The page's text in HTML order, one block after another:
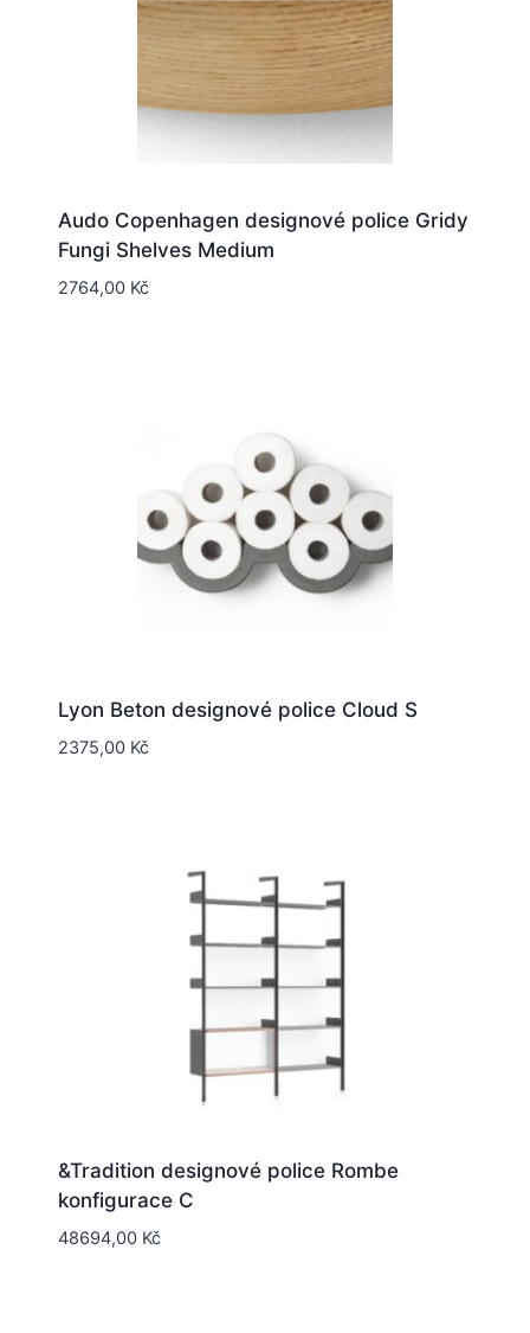
Audo Copenhagen designové police Gridy
Fungi Shelves Medium
2764,00 Kč
Lyon Beton designové police Cloud S
2375,00 Kč
&Tradition designové police Rombe
konfigurace C
48694,00 Kč